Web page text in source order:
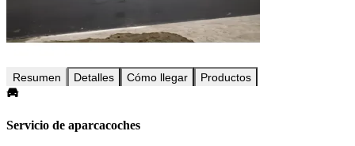
Resumen Detalles Cómo llegar Productos
Servicio de aparcacoches